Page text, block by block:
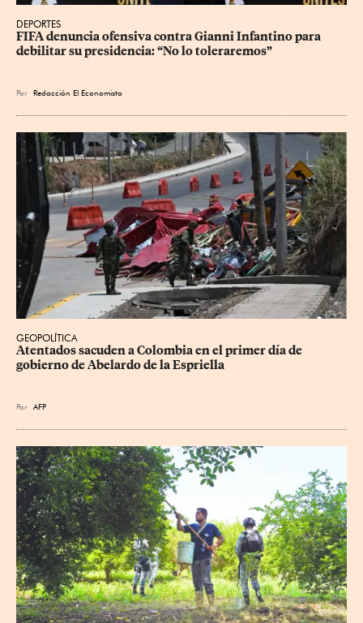
DEPORTES
FIFA denuncia ofensiva contra Gianni Infantino para
debilitar su presidencia: “No lo toleraremos”
Por Redacción El Economista
GEOPOLÍTICA
Atentados sacuden a Colombia en el primer día de
gobierno de Abelardo de la Espriella
Por AFP